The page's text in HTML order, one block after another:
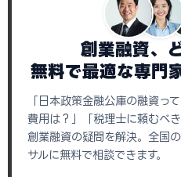
創業融資、
無料で最適な専門
「日本政策金融公庫の融資っ
費用は？」「税理士に頼むべき
創業融資の疑問を解決。全国
サルに無料で相談できます。